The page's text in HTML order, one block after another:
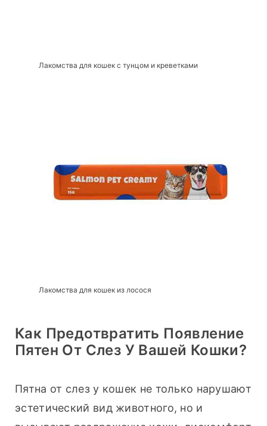
Лакомства для кошек с тунцом и креветками
Лакомства для кошек из лосося
Как Предотвратить Появление
Пятен От Слез У Вашей Кошки?
Пятна от слез у кошек не только нарушают
эстетический вид животного, но и